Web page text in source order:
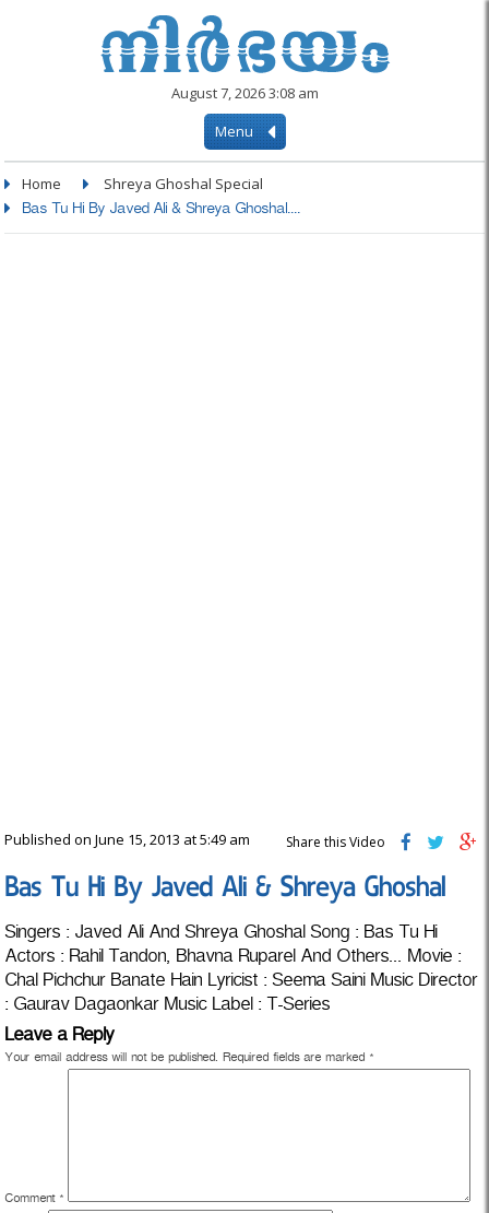
August 7, 2026 3:08 am
Menu
Home Shreya Ghoshal Special
Bas Tu Hi By Javed Ali & Shreya Ghoshal....
Published on June 15, 2013 at 5:49 am Share this Video
Bas Tu Hi By Javed Ali & Shreya Ghoshal
Singers : Javed Ali And Shreya Ghoshal Song : Bas Tu Hi
Actors : Rahil Tandon, Bhavna Ruparel And Others... Movie :
Chal Pichchur Banate Hain Lyricist : Seema Saini Music Director
: Gaurav Dagaonkar Music Label : T-Series
Leave a Reply
Your email address will not be published. Required fields are marked *
Comment *